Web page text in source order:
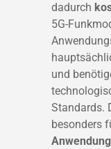
dadurch
5G-
und
Standards.
besonders